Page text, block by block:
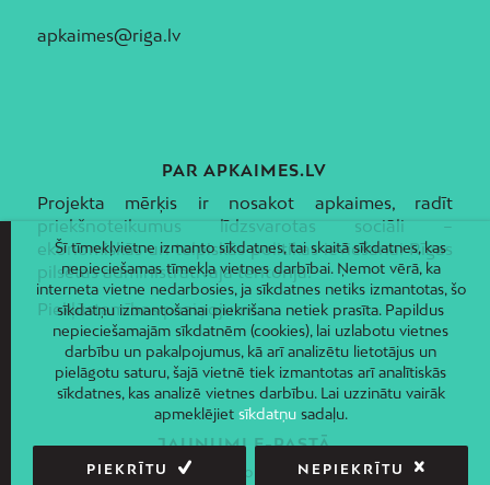
apkaimes@riga.lv
PAR APKAIMES.LV
Projekta mērķis ir nosakot apkaimes, radīt
priekšnoteikumus līdzsvarotas sociāli –
ekonomiskās un telpiskās politikas ieviešanai Rīgas
pilsētas administratīvajā teritorijā.
Piekļūstamības paziņojums
JAUNUMI E-PASTĀ
Piesakies un saņem jaunāko informāciju savā e-pastā!
Šī tīmekļvietne izmanto sīkdatnes, tai skaitā sīkdatnes, kas
nepieciešamas tīmekļa vietnes darbībai. Ņemot vērā, ka
interneta vietne nedarbosies, ja sīkdatnes netiks izmantotas, šo
sīkdatņu izmantošanai piekrišana netiek prasīta. Papildus
nepieciešamajām sīkdatnēm (cookies), lai uzlabotu vietnes
darbību un pakalpojumus, kā arī analizētu lietotājus un
pielāgotu saturu, šajā vietnē tiek izmantotas arī analītiskās
sīkdatnes, kas analizē vietnes darbību. Lai uzzinātu vairāk
apmeklējiet sīkdatņusadaļu.
PIEKRĪTU NEPIEKRĪTU